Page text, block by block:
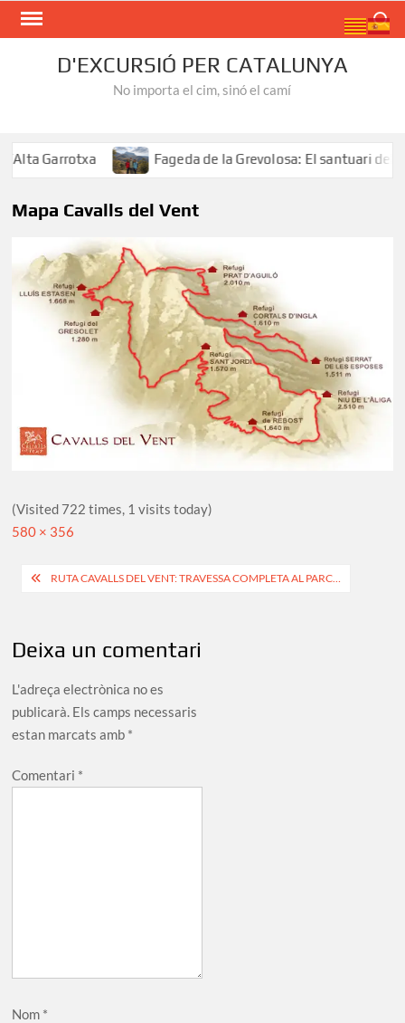
Skip
D'EXCURSIÓ PER CATALUNYA
No importa el cim, sinó el camí
Garrotxa Fageda de la Grevolosa: El santuari dels
Mapa Cavalls del Vent
(Visited 722 times, 1 visits today)
Full
580 × 356
Navegació
RUTA CAVALLS DEL VENT: TRAVESSA COMPLETA AL PARC…
Deixa un comentari
L'adreça electrònica no es
publicarà. Els camps necessaris
estan marcats amb *
Comentari *
Nom *